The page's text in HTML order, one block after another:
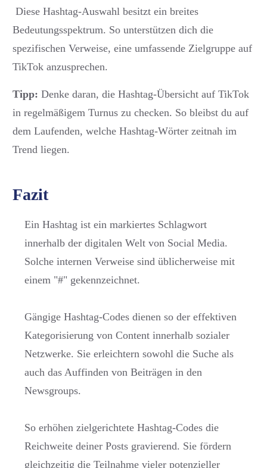
Diese Hashtag-Auswahl besitzt ein breites
Bedeutungsspektrum. So unterstützen dich die
spezifischen Verweise, eine umfassende Zielgruppe auf
TikTok anzusprechen.
Tipp: Denke daran, die Hashtag-Übersicht auf TikTok
in regelmäßigem Turnus zu checken. So bleibst du auf
dem Laufenden, welche Hashtag-Wörter zeitnah im
Trend liegen.
Fazit
Ein Hashtag ist ein markiertes Schlagwort
innerhalb der digitalen Welt von Social Media.
Solche internen Verweise sind üblicherweise mit
einem "#" gekennzeichnet.
Gängige Hashtag-Codes dienen so der effektiven
Kategorisierung von Content innerhalb sozialer
Netzwerke. Sie erleichtern sowohl die Suche als
auch das Auffinden von Beiträgen in den
Newsgroups.
So erhöhen zielgerichtete Hashtag-Codes die
Reichweite deiner Posts gravierend. Sie fördern
gleichzeitig die Teilnahme vieler potenzieller